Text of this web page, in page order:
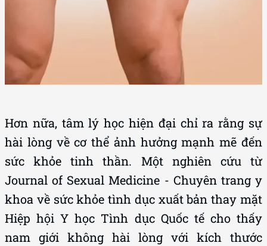
Hơn nữa, tâm lý học hiện đại chỉ ra rằng sự
hài lòng về cơ thể ảnh hưởng mạnh mẽ đến
sức khỏe tinh thần. Một nghiên cứu từ
Journal of Sexual Medicine - Chuyên trang y
khoa về sức khỏe tình dục xuất bản thay mặt
Hiệp hội Y học Tình dục Quốc tế cho thấy
nam giới không hài lòng với kích thước